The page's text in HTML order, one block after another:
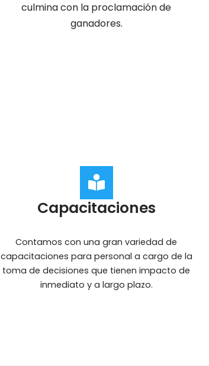
culmina con la proclamación de
ganadores.
Capacitaciones
Contamos con una gran variedad de
capacitaciones para personal a cargo de la
toma de decisiones que tienen impacto de
inmediato y a largo plazo.